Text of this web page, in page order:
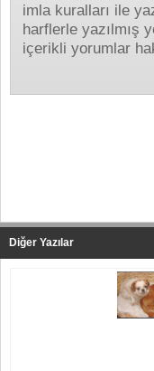
imla kuralları ile
harflerle yazılmış
içerikli yorumlar
Diğer Yazılar